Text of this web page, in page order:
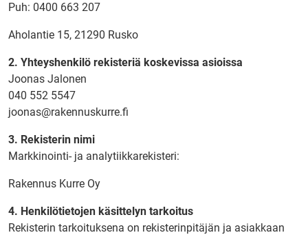
Puh: 0400 663 207
Aholantie 15, 21290 Rusko
2. Yhteyshenkilö rekisteriä koskevissa asioissa
Joonas Jalonen
040 552 5547
joonas@rakennuskurre.fi
3. Rekisterin nimi
Markkinointi- ja analytiikkarekisteri:
Rakennus Kurre Oy
4. Henkilötietojen käsittelyn tarkoitus
Rekisterin tarkoituksena on rekisterinpitäjän ja asiakkaan